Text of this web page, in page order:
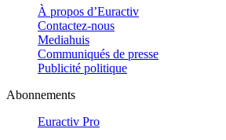
À propos d’Euractiv
Contactez-nous
Mediahuis
Communiqués de presse
Publicité politique
Abonnements
Euractiv Pro